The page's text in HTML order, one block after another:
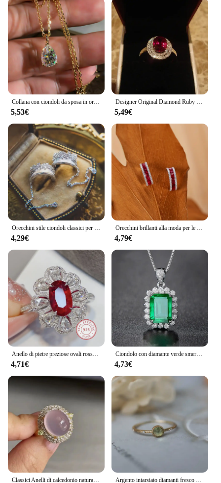
the modern woman who knows how to make a
statement without saying a word.
Collana con ciondoli da sposa in oro 14 carati con goccia d'acqua da laboratorio, collana con ciondoli da sposa per le donne, regalo di gioielli per feste di promessa nuziale
5,53€
Designer Original Diamond Ruby anelli di fidanzamento regolabili per le donne Retro Light Luxury Charm Ladies Brand Silver Jewelry
5,49€
Orecchini stile ciondoli classici per donna intarsio diamanti brillanti nappe orecchini semicircolari moda e gioielli squisiti Vintage
4,29€
Orecchini brillanti alla moda per le donne Novità in argento intarsiato con diamanti pieni di pietre preziose rosse Orecchini a bottone a forma di C Gioielli di fidanzamento
4,79€
Anello di pietre preziose ovali rosse di lusso moda 925 gocce bianche in argento Sterling pieno di gioielli per banchetti di fascia alta con zirconi di diamanti
4,71€
Ciondolo con diamante verde smeraldo in vero argento sterling 925 con ciondolo per festa nuziale, collana per gioielli da donna Anelli
4,73€